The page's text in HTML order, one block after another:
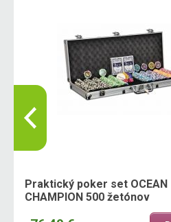
Praktický poker set OCEAN
CHAMPION 500 žetónov